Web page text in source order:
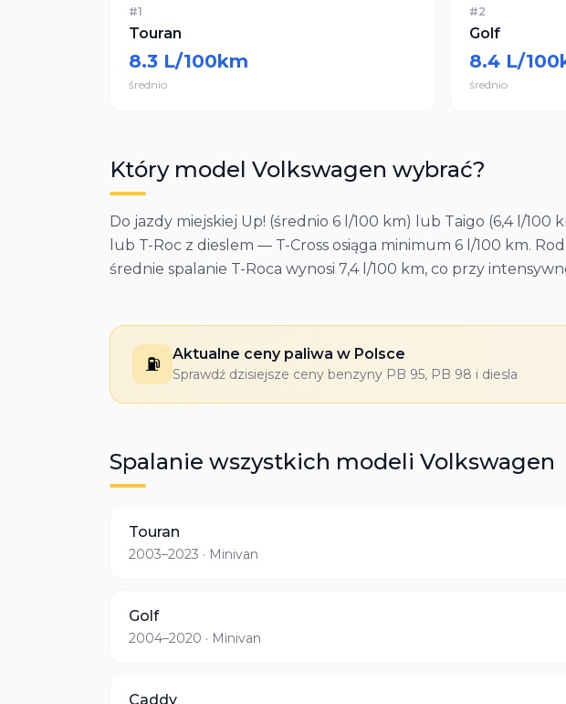
#1
Touran
8.3 L/100km
średnio
#2
Golf
8.4 L/
średnio
Który model Volkswagen wybrać?
Do jazdy miejskiej Up! (średnio 6 l/100 km) lub Taigo (6,4 l/100
lub T-Roc z dieslem — T-Cross osiąga minimum 6 l/100 km.
średnie spalanie T-Roca wynosi 7,4 l/100 km, co przy
⛽ Aktualne ceny paliwa w Polsce
Sprawdź dzisiejsze ceny benzyny PB 95, PB 98 i diesla
Spalanie wszystkich modeli Volkswagen
Touran
2003–2023 · Minivan
Golf
2004–2020 · Minivan
Caddy